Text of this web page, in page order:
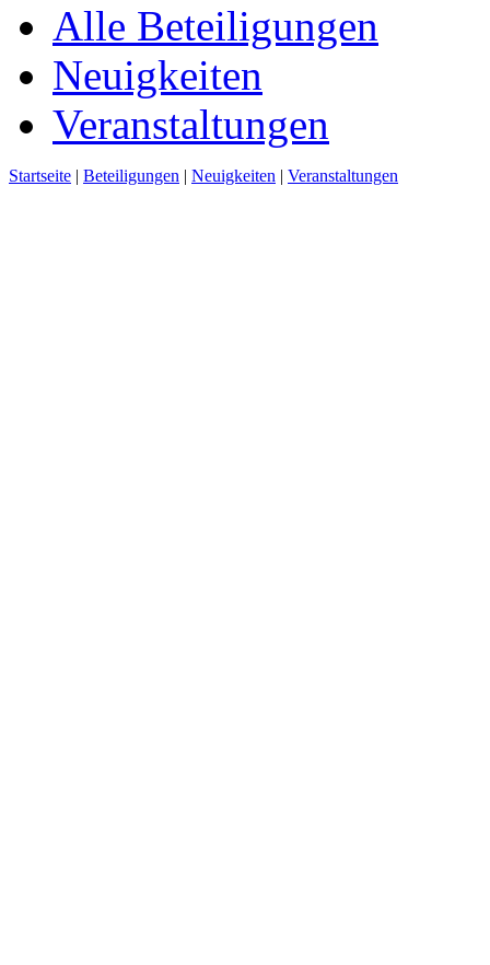
Alle Beteiligungen
Neuigkeiten
Veranstaltungen
Startseite | Beteiligungen | Neuigkeiten | Veranstaltungen